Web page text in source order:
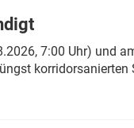
7:00 Uhr) und